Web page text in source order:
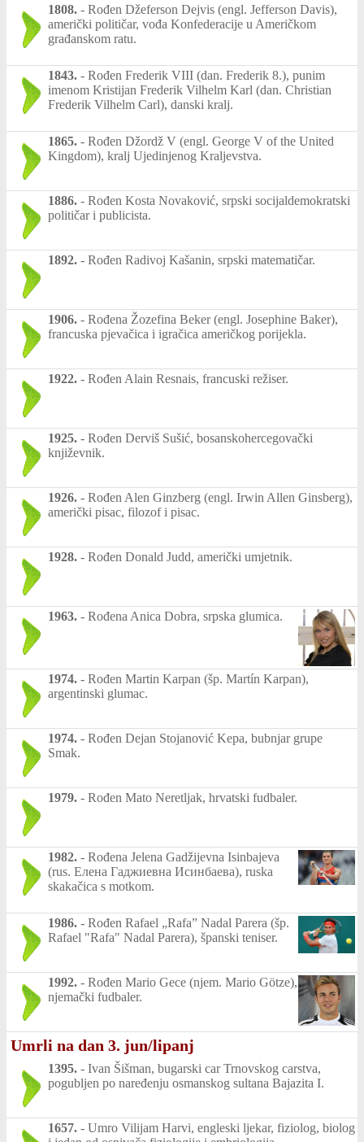
1808. - Rođen Džeferson Dejvis (engl. Jefferson Davis),
američki političar, vođa Konfederacije u Američkom
građanskom ratu.
1843. - Rođen Frederik VIII (dan. Frederik 8.), punim
imenom Kristijan Frederik Vilhelm Karl (dan. Christian
Frederik Vilhelm Carl), danski kralj.
1865. - Rođen Džordž V (engl. George V of the United
Kingdom), kralj Ujedinjenog Kraljevstva.
1886. - Rođen Kosta Novaković, srpski socijaldemokratski
političar i publicista.
1892. - Rođen Radivoj Kašanin, srpski matematičar.
1906. - Rođena Žozefina Beker (engl. Josephine Baker),
francuska pjevačica i igračica američkog porijekla.
1922. - Rođen Alain Resnais, francuski režiser.
1925. - Rođen Derviš Sušić, bosanskohercegovački
književnik.
1926. - Rođen Alen Ginzberg (engl. Irwin Allen Ginsberg),
američki pisac, filozof i pisac.
1928. - Rođen Donald Judd, američki umjetnik.
1963. - Rođena Anica Dobra, srpska glumica.
1974. - Rođen Martin Karpan (šp. Martín Karpan),
argentinski glumac.
1974. - Rođen Dejan Stojanović Kepa, bubnjar grupe
Smak.
1979. - Rođen Mato Neretljak, hrvatski fudbaler.
1982. - Rođena Jelena Gadžijevna Isinbajeva
(rus. Елена Гаджиевна Исинбаева), ruska
skakačica s motkom.
1986. - Rođen Rafael „Rafa” Nadal Parera (šp.
Rafael "Rafa" Nadal Parera), španski teniser.
1992. - Rođen Mario Gece (njem. Mario Götze),
njemački fudbaler.
Umrli na dan 3. jun/lipanj
1395. - Ivan Šišman, bugarski car Trnovskog carstva,
pogubljen po naređenju osmanskog sultana Bajazita I.
1657. - Umro Vilijam Harvi, engleski ljekar, fiziolog, biolog